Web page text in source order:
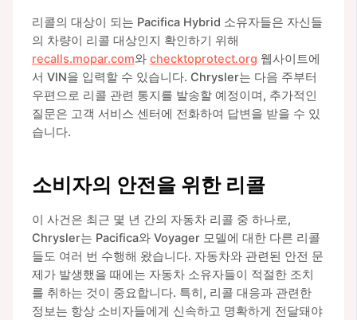
리콜의 대상이 되는 Pacifica Hybrid 소유자들은 자신들
의 차량이 리콜 대상인지 확인하기 위해
recalls.mopar.com와 checktoprotect.org 웹사이트에
서 VIN을 입력할 수 있습니다. Chrysler는 다음 주부터
우편으로 리콜 관련 통지를 발송할 예정이며, 추가적인
질문은 고객 서비스 센터에 전화하여 답변을 받을 수 있
습니다.
소비자의 안전을 위한 리콜
이 사건은 최근 몇 년 간의 자동차 리콜 중 하나로,
Chrysler는 Pacifica와 Voyager 모델에 대한 다른 리콜
들도 여러 번 수행해 왔습니다. 자동차와 관련된 안전 문
제가 발생했을 때에는 자동차 소유자들이 적절한 조치
를 취하는 것이 중요합니다. 특히, 리콜 대응과 관련한
정보는 항상 소비자들에게 신속하고 명확하게 전달돼야